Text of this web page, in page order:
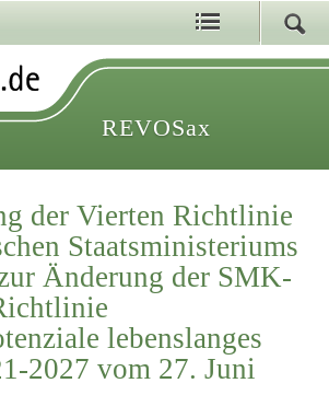
REVOSax
der Vierten Richtlinie
Staatsministeriums
Änderung der SMK-
lebenslanges
2027 vom 27. Juni